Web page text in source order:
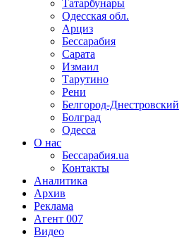
Татарбунары
Одесская обл.
Арциз
Бессарабия
Сарата
Измаил
Тарутино
Рени
Белгород-Днестровский
Болград
Одесса
О нас
Бессарабия.ua
Контакты
Аналитика
Архив
Реклама
Агент 007
Видео